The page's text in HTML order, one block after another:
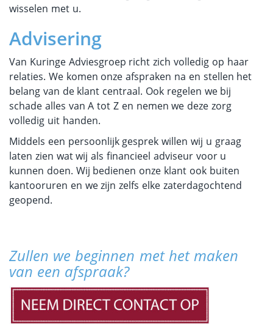
wisselen met u.
Advisering
Van Kuringe Adviesgroep richt zich volledig op haar
relaties. We komen onze afspraken na en stellen het
belang van de klant centraal. Ook regelen we bij
schade alles van A tot Z en nemen we deze zorg
volledig uit handen.
Middels een persoonlijk gesprek willen wij u graag
laten zien wat wij als financieel adviseur voor u
kunnen doen. Wij bedienen onze klant ook buiten
kantooruren en we zijn zelfs elke zaterdagochtend
geopend.
Zullen we beginnen met het maken
van een afspraak?